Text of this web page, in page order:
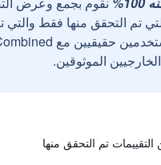
تم التحقق منها فقط والتي
الموثوقين.